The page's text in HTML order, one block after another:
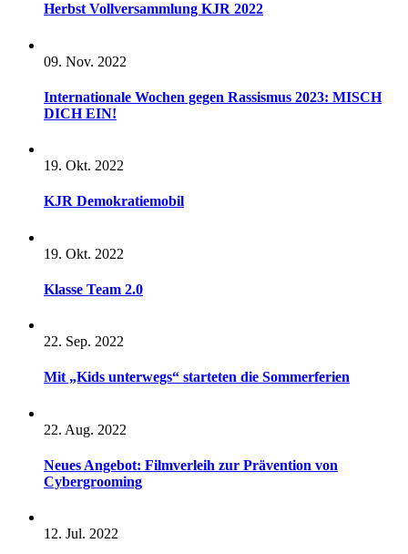
Herbst Vollversammlung KJR 2022
09. Nov. 2022
Internationale Wochen gegen Rassismus 2023: MISCH
DICH EIN!
19. Okt. 2022
KJR Demokratiemobil
19. Okt. 2022
Klasse Team 2.0
22. Sep. 2022
Mit „Kids unterwegs“ starteten die Sommerferien
22. Aug. 2022
Neues Angebot: Filmverleih zur Prävention von
Cybergrooming
12. Jul. 2022